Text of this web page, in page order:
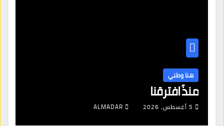
هنا وطني
منذُ افترقنا
5 أغسطس، 2026 ALMADAR